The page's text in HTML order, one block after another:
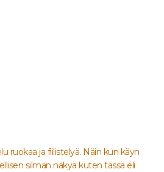
ruokaa ja fiilistelyä. Näin kun käyn
silmän näkyä kuten tässä eli